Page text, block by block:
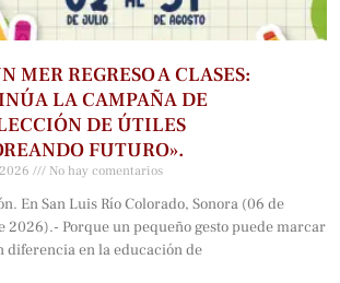
MER REGRESO A CLASES:
LA CAMPAÑA DE
DE ÚTILES
FUTURO».
No hay comentarios
En San Luis Río Colorado, Sonora (06 de
2026).- Porque un pequeño gesto puede marcar
diferencia en la educación de